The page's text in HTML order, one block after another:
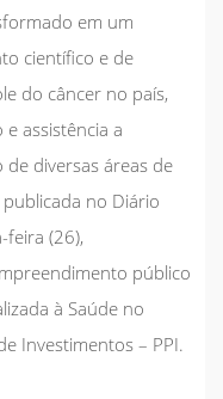
em um
científico e de
do câncer no país,
assistência a
diversas áreas de
no Diário
feira (26),
público
à Saúde no
Investimentos – PPI.